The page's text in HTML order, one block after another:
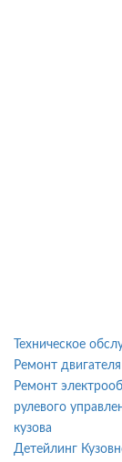
построить маршрут
Техническое
Ремонт двигателя
Ремонт
рулевого
кузова
Детейлинг